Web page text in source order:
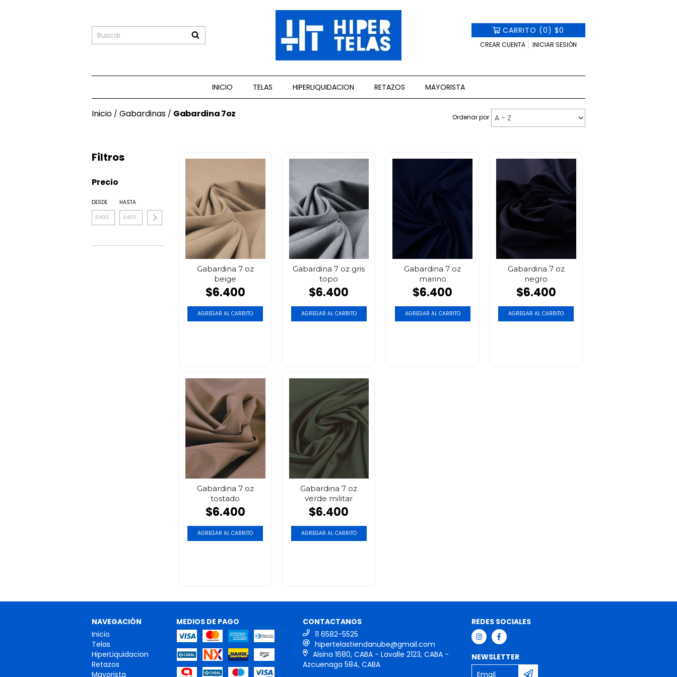
CARRITO (0)$0
CREAR CUENTA INICIAR SESIÓN
INICIO TELAS HIPERLIQUIDACION RETAZOS MAYORISTA
Inicio / Gabardinas / Gabardina 7oz Ordenar por
Filtros
Precio
DESDE HASTA
Gabardina 7 oz
beige
$6.400
AGREGAR AL CARRITO
Gabardina 7 oz gris
topo
$6.400
AGREGAR AL CARRITO
Gabardina 7 oz
marino
$6.400
AGREGAR AL CARRITO
Gabardina 7 oz
negro
$6.400
AGREGAR AL CARRITO
Gabardina 7 oz
tostado
$6.400
AGREGAR AL CARRITO
Gabardina 7 oz
verde militar
$6.400
AGREGAR AL CARRITO
NAVEGACIÓN
Inicio
Telas
HiperLiquidacion
Retazos
Mayorista
MEDIOS DE PAGO
CONTACTANOS
11 6582-5525
hipertelastiendanube@gmail.com
Alsina 1680, CABA - Lavalle 2123, CABA -
Azcuenaga 584, CABA
REDES SOCIALES
NEWSLETTER